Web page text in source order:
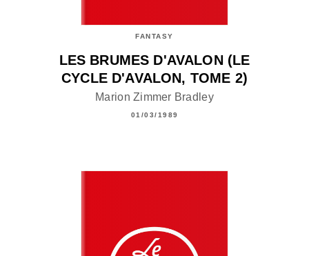
FANTASY
LES BRUMES D'AVALON (LE
CYCLE D'AVALON, TOME 2)
Marion Zimmer Bradley
01/03/1989